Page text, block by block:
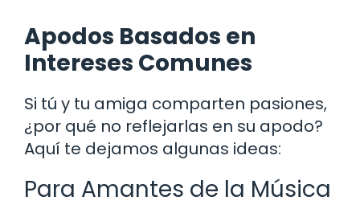
Apodos Basados en
Intereses Comunes
Si tú y tu amiga comparten pasiones,
¿por qué no reflejarlas en su apodo?
Aquí te dejamos algunas ideas:
Para Amantes de la Música